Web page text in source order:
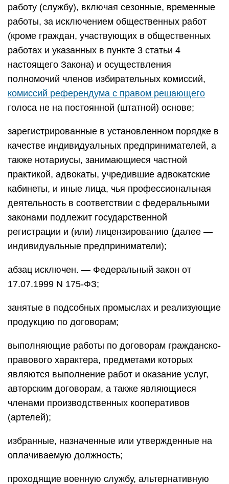
работу (службу), включая сезонные, временные
работы, за исключением общественных работ
(кроме граждан, участвующих в общественных
работах и указанных в пункте 3 статьи 4
настоящего Закона) и осуществления
полномочий членов избирательных комиссий,
комиссий референдума с правом решающего
голоса не на постоянной (штатной) основе;
зарегистрированные в установленном порядке в
качестве индивидуальных предпринимателей, а
также нотариусы, занимающиеся частной
практикой, адвокаты, учредившие адвокатские
кабинеты, и иные лица, чья профессиональная
деятельность в соответствии с федеральными
законами подлежит государственной
регистрации и (или) лицензированию (далее —
индивидуальные предприниматели);
абзац исключен. — Федеральный закон от
17.07.1999 N 175-ФЗ;
занятые в подсобных промыслах и реализующие
продукцию по договорам;
выполняющие работы по договорам гражданско-
правового характера, предметами которых
являются выполнение работ и оказание услуг,
авторским договорам, а также являющиеся
членами производственных кооперативов
(артелей);
избранные, назначенные или утвержденные на
оплачиваемую должность;
проходящие военную службу, альтернативную